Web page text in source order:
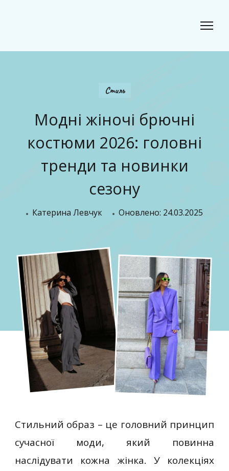
Стиль
Модні жіночі брючні
костюми 2026: головні
тренди та новинки
сезону
Катерина Левчук Оновлено: 24.03.2025
Стильний образ – це головний принцип
сучасної моди, який повинна
наслідувати кожна жінка. У колекціях